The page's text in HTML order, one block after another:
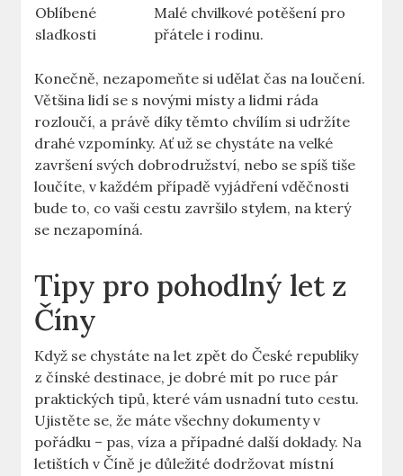
Oblíbené
sladkosti
Malé chvilkové potěšení pro ​
přátele i rodinu.
Konečně, nezapomeňte si udělat čas na loučení.
Většina‍ lidí se⁣ s novými místy a lidmi ráda
rozloučí, a⁣ právě díky ​těmto chvílím si udržíte
drahé vzpomínky. Ať už se chystáte na velké
završení ​svých dobrodružství, nebo se spíš tiše
loučíte, v každém případě ​vyjádření vděčnosti
bude to, co vaši cestu završilo stylem, na který
se nezapomíná.
Tipy pro pohodlný let z
Číny
Když se​ chystáte na ⁢let zpět do České republiky
z čínské ​destinace, je dobré mít‍ po ruce pár
praktických tipů,⁣ které vám usnadní ⁣tuto cestu.
Ujistěte‌ se,‍ že máte všechny dokumenty v
pořádku ⁢– pas, víza a případné další doklady. Na
letištích v Číně je důležité ⁢dodržovat místní